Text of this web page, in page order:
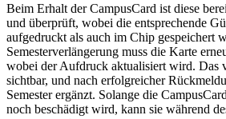
Beim Erhalt der CampusCard ist diese
und überprüft, wobei die entsprechende
aufgedruckt als auch im Chip gespeichert
Semesterverlängerung muss die Karte
wobei der Aufdruck aktualisiert wird. Das
sichtbar, und nach erfolgreicher
Semester ergänzt. Solange die
noch beschädigt wird, kann sie während